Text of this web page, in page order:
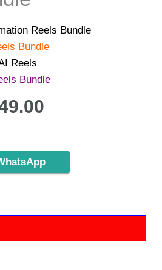
Reels Bundle
Bundle
Reels
Bundle